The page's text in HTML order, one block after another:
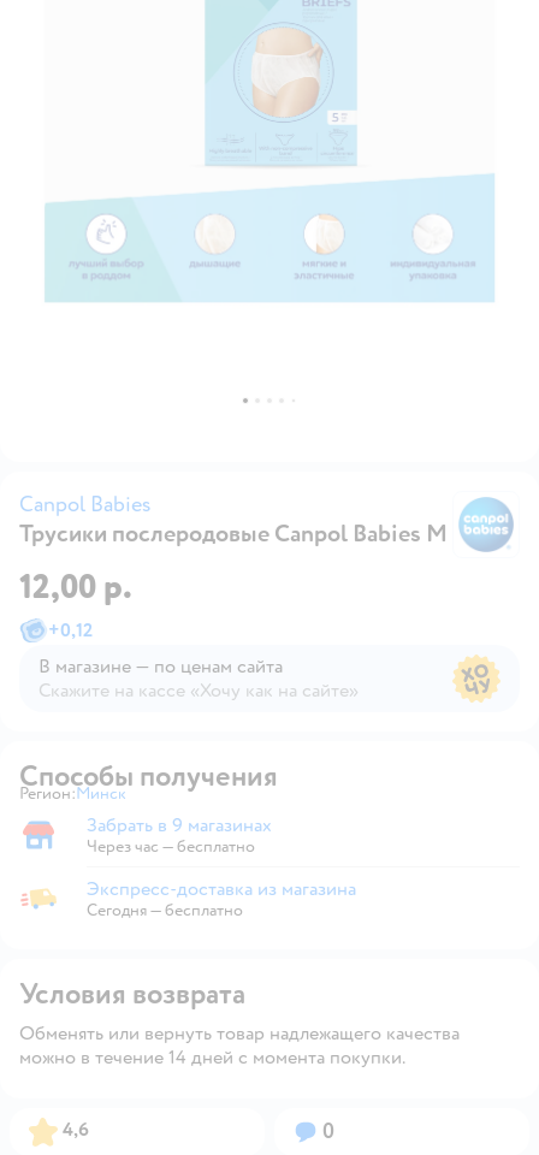
Canpol Babies
Трусики послеродовые Canpol Babies M
12,00 р.
+0,12
В магазине — по ценам сайта
Скажите на кассе «Хочу как на сайте»
Способы получения
Регион: Выбор адреса доставки.
Минск
Забрать в магазине
Забрать в 9 магазинах
Через час — бесплатно
Экспресс-доставка из магазина
Экспресс-доставка из магазина
Сегодня—бесплатно
Условия возврата
Обменять или вернуть товар надлежащего качества
можно в течение 14 дней с момента покупки.
Рейтинг:
4,6 Вопросов:
0